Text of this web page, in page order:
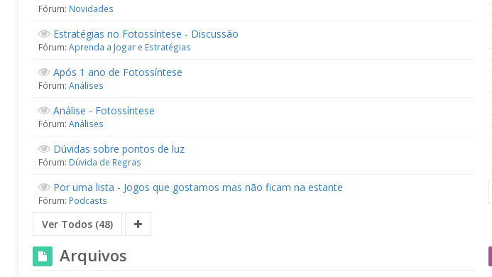
Fórum: Novidades
Estratégias no Fotossíntese - Discussão
Fórum: Aprenda a Jogar e Estratégias
Após 1 ano de Fotossíntese
Fórum: Análises
Análise - Fotossíntese
Fórum: Análises
Dúvidas sobre pontos de luz
Fórum: Dúvida de Regras
Por uma lista - Jogos que gostamos mas não ficam na estante
Fórum: Podcasts
Ver Todos (48)
Arquivos